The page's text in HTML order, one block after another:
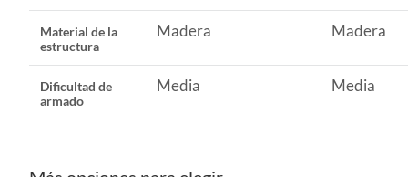
Cuenta con apoyacabeza Sí
Material de la
estructura
Madera Madera
Dificultad de
armado
Media Media